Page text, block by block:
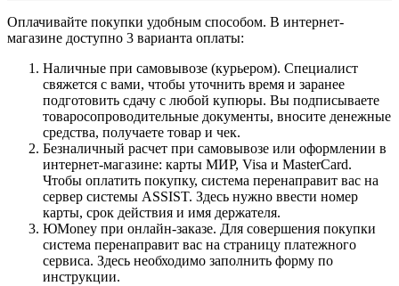
Оплачивайте покупки удобным способом. В интернет-
магазине доступно 3 варианта оплаты:
Наличные при самовывозе (курьером). Специалист
свяжется с вами, чтобы уточнить время и заранее
подготовить сдачу с любой купюры. Вы подписываете
товаросопроводительные документы, вносите денежные
средства, получаете товар и чек.
Безналичный расчет при самовывозе или оформлении в
интернет-магазине: карты МИР, Visa и MasterCard.
Чтобы оплатить покупку, система перенаправит вас на
сервер системы ASSIST. Здесь нужно ввести номер
карты, срок действия и имя держателя.
ЮMoney при онлайн-заказе. Для совершения покупки
система перенаправит вас на страницу платежного
сервиса. Здесь необходимо заполнить форму по
инструкции.